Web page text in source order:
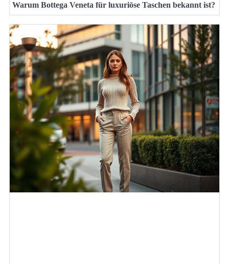
Warum Bottega Veneta für luxuriöse Taschen bekannt ist?